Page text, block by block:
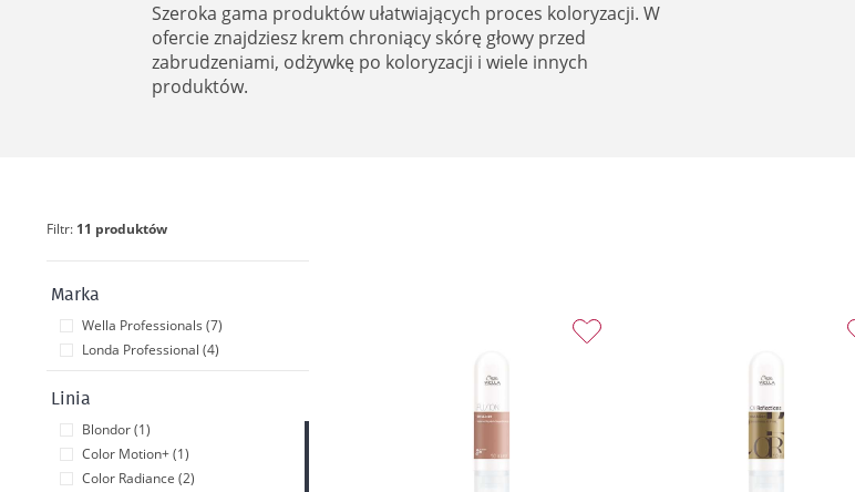
Szeroka gama produktów ułatwiających proces koloryzacji. W
ofercie znajdziesz krem chroniący skórę głowy przed
zabrudzeniami, odżywkę po koloryzacji i wiele innych
produktów.
Filtr: 11 produktów
Marka
Wella Professionals (7)
Londa Professional (4)
Linia
Blondor (1)
Color Motion+ (1)
Color Radiance (2)